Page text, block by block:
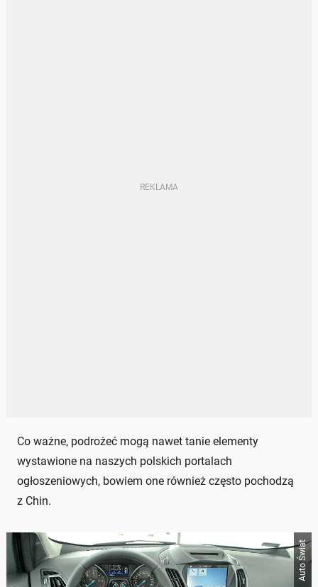
Co ważne, podrożeć mogą nawet tanie elementy
wystawione na naszych polskich portalach
ogłoszeniowych, bowiem one również często pochodzą
z Chin.
Auto Świat